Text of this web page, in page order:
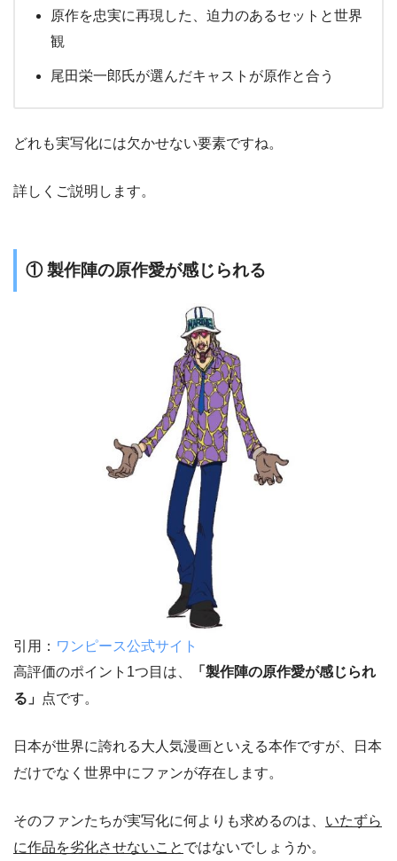
原作を忠実に再現した、迫力のあるセットと世界
観
尾田栄一郎氏が選んだキャストが原作と合う
どれも実写化には欠かせない要素ですね。
詳しくご説明します。
① 製作陣の原作愛が感じられる
引用： ワンピース公式サイト
高評価のポイント1つ目は、
「 製作陣の原作愛が感じられ
る」 点です。
日本が世界に誇れる大人気漫画といえる本作ですが、日本
だけでなく世界中にファンが存在します。
そのファンたちが実写化に何よりも求めるのは、 いたずら
に作品を劣化させないこと ではないでしょうか。